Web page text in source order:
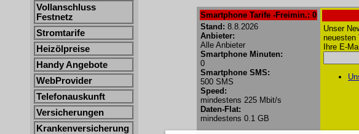
Vollanschluss
Festnetz
Stromtarife
Heizölpreise
Handy Angebote
WebProvider
Telefonauskunft
Versicherungen
Krankenversicherung
Smartphone Tarife -Freimin.: 0
Stand: 8.8.2026
Anbieter:
Alle Anbieter
Smartphone Minuten:
0
Smartphone SMS:
500 SMS
Speed:
mindestens 225 Mbit/s
Daten-Flat:
mindestens 0.1 GB
Unser
neuesten
Ihre E-